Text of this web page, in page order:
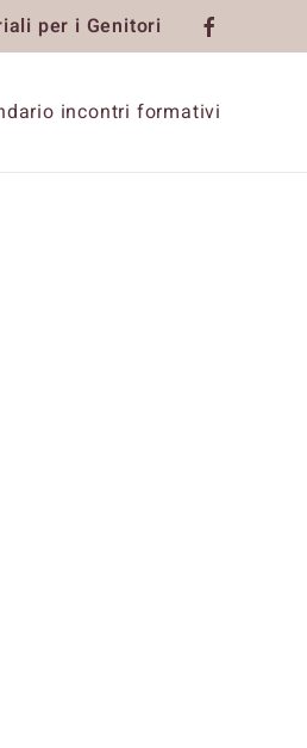
per i Genitori
incontri formativi